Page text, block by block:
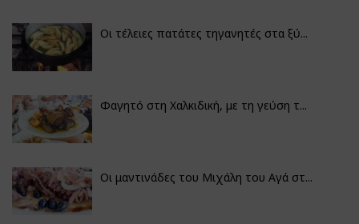
Οι τέλειες πατάτες τηγανητές στα ξύ...
Φαγητό στη Χαλκιδική, με τη γεύση τ...
Οι μαντινάδες του Μιχάλη του Αγά στ...